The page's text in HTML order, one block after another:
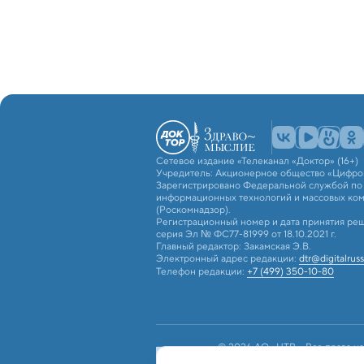
Сетевое издание «Телеканал «Доктор» (16+)
Учредитель: Акционерное общество
Зарегистрировано Федеральной службой по
информационных технологий и массовых
(Роскомнадзор).
Регистрационный номер и дата принятия
серия Эл № ФС77-81999 от 18.10.2021 г.
Главный редактор: Закамская Э.В.
Электронный адрес редакции:
Телефон редакции: +7 (499) 350-10-80
© 2026 АО «ЦТВ». Все права на